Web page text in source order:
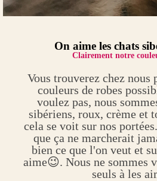
On aime les chats
Clairement notre
Vous trouverez chez nous
couleurs de robes
voulez pas, nous
sibériens, roux, crème et
cela se voit sur nos
que ça ne marcherait
bien ce que l'on veut et
aime😉. Nous ne sommes
seuls à les